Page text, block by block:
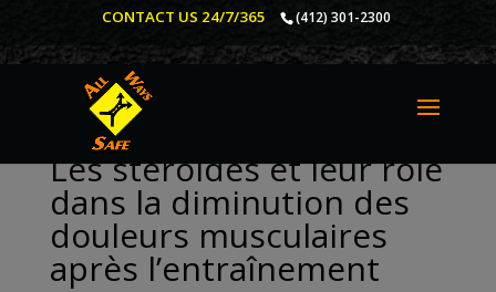
CONTACT US 24/7/365 (412) 301-2300
Les stéroïdes et leur rôle
dans la diminution des
douleurs musculaires
après l’entraînement